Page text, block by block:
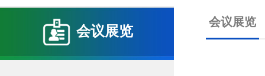
国家药监局药审中心关于发布《预防用mRNA疫苗临床
国家药监局药审中心关于发布《关于开发适宜药品包装
国家药监局 国家卫生健康委 国家中医药局 国家疾控局
会议展览
会议展览